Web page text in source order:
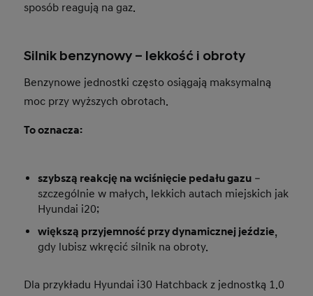
sposób reagują na gaz.
Silnik benzynowy – lekkość i obroty
Benzynowe jednostki często osiągają maksymalną
moc przy wyższych obrotach.
To oznacza:
szybszą reakcję na wciśnięcie pedału gazu –
szczególnie w małych, lekkich autach miejskich jak
Hyundai i20;
większą przyjemność przy dynamicznej jeździe,
gdy lubisz wkręcić silnik na obroty.
Dla przykładu Hyundai i30 Hatchback z jednostką 1.0